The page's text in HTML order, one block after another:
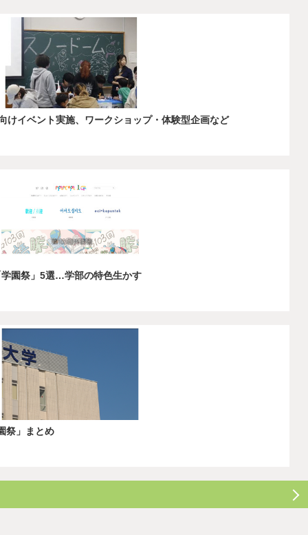
けイベント実施、ワークショップ・体験型企画など
園祭」5選…学部の特色生かす
祭」まとめ